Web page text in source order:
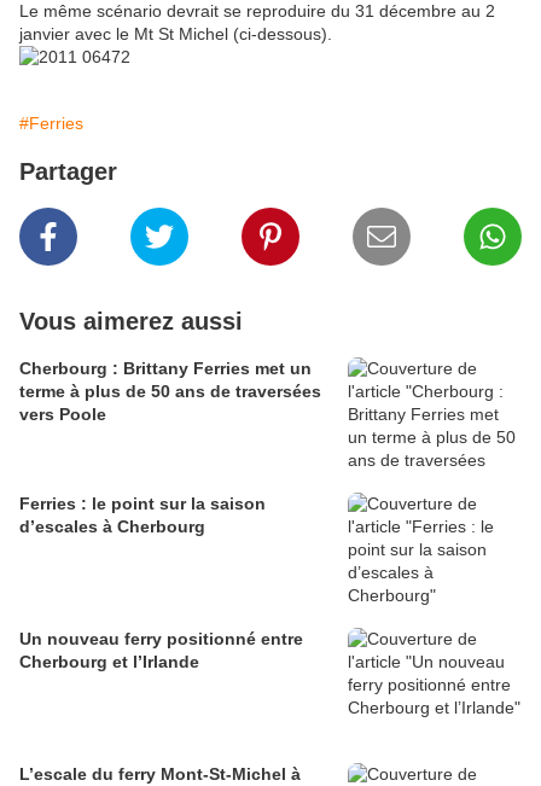
Le même scénario devrait se reproduire du 31 décembre au 2
janvier avec le Mt St Michel (ci-dessous).
#Ferries
Partager
Vous aimerez aussi
Cherbourg : Brittany Ferries met un
terme à plus de 50 ans de traversées
vers Poole
Ferries : le point sur la saison
d’escales à Cherbourg
Un nouveau ferry positionné entre
Cherbourg et l’Irlande
L’escale du ferry Mont-St-Michel à